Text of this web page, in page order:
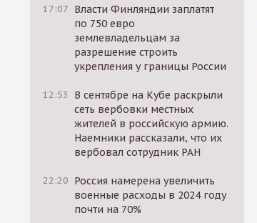
17:07 Власти Финляндии заплатят
по 750 евро
землевладельцам за
разрешение строить
укрепления у границы России
12:53
В сентябре на Кубе раскрыли
сеть вербовки местных
жителей в российскую армию.
Наемники рассказали, что их
вербовал сотрудник РАН
22:20 Россия намерена увеличить
военные расходы в 2024 году
почти на 70%